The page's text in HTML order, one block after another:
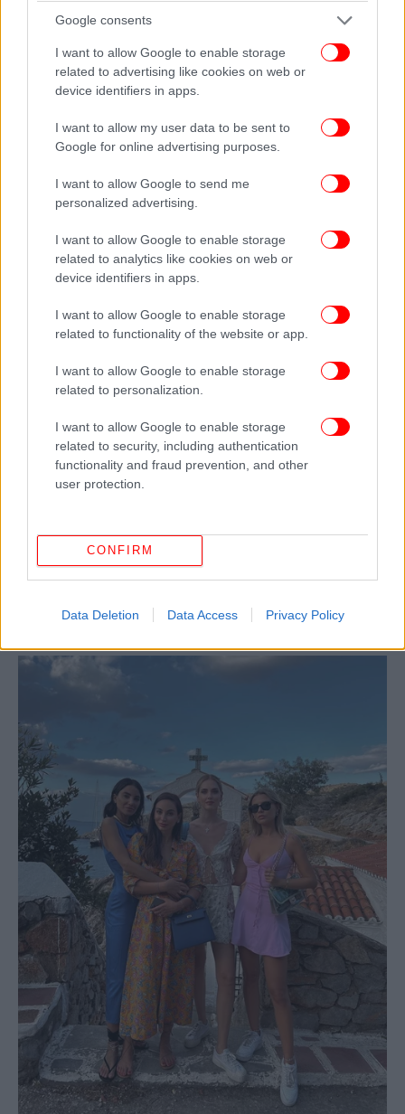
Google consents
I want to allow Google to enable storage
related to advertising like cookies on web or
device identifiers in apps.
I want to allow my user data to be sent to
Google for online advertising purposes.
I want to allow Google to send me
personalized advertising.
I want to allow Google to enable storage
related to analytics like cookies on web or
device identifiers in apps.
I want to allow Google to enable storage
related to functionality of the website or app.
I want to allow Google to enable storage
related to personalization.
I want to allow Google to enable storage
related to security, including authentication
functionality and fraud prevention, and other
user protection.
CONFIRM
Data Deletion Data Access Privacy Policy